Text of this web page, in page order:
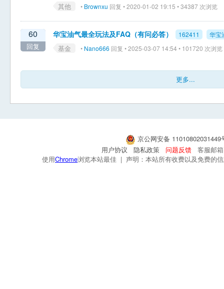
其他 • Brownxu 回复 • 2020-01-02 19:15 • 34387 次浏览
60
回复
华宝油气最全玩法及FAQ（有问必答） 162411 华宝
基金 • Nano666 回复 • 2025-03-07 14:54 • 101720 次浏览
更多...
京公网安备
用户协议
隐私政策 问题反馈
客服邮
使用Chrome浏览本站最佳 | 声明：本站所有收费以及免费的